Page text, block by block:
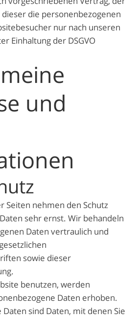
die personenbezogenen
nur nach unseren
Einhaltung der DSGVO
und
Seiten nehmen den Schutz
sehr ernst. Wir behandeln
Daten vertraulich und
sowie dieser
benutzen, werden
Daten erhoben.
sind Daten, mit denen Sie